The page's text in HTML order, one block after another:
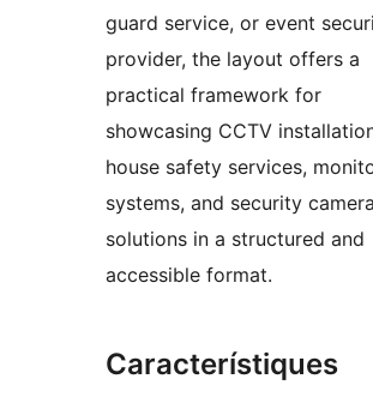
guard service, or event
provider, the layout offers a
practical framework for
showcasing CCTV
house safety services,
systems, and security camera
solutions in a structured and
accessible format.
Característiques